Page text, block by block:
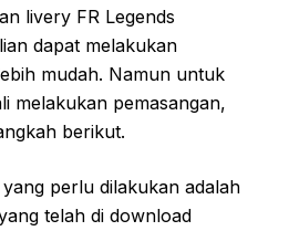
livery FR Legends
dapat melakukan
mudah. Namun untuk
melakukan pemasangan,
berikut.
perlu dilakukan adalah
telah di download